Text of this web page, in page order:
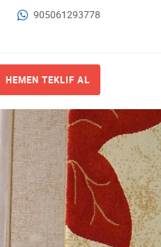
905061293778
HEMEN TEKLIF AL